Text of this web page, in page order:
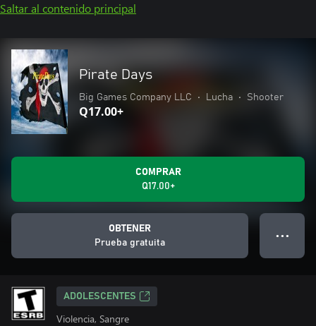
Saltar al contenido principal
Pirate Days
Big Games Company LLC • Lucha • Shooter
Q17.00+
COMPRAR
Q17.00+
OBTENER
Prueba gratuita
● ● ●
ADOLESCENTES
Violencia, Sangre